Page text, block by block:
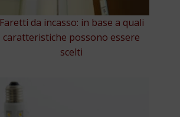
Faretti da incasso: in base a quali
caratteristiche possono essere
scelti